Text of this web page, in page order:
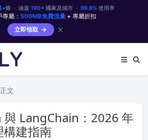
+條 · 涵蓋 190+國家及城市 · 99.9%使用率
屬： 500MB免費流量 + 專屬折扣
立即領取
✕
正文
LangChain：2026 年
構建指南